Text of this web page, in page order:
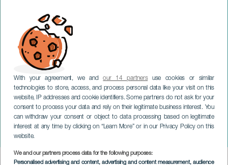
With your agreement, we andour 14 partnersuse cookies or similar
technologies to store, access, and process personal data like your visit on this
website, IP addresses and cookie identifiers. Some partners do not ask for your
consent to process your data and rely on their legitimate business interest. You
can withdraw your consent or object to data processing based on legitimate
interest at any time by clicking on “Learn More” or in our Privacy Policy on this
website.
We and our partners process data for the following purposes:
Personalised advertising and content, advertising and content measurement, audience
Hirahi Afonso en concierto
TENERIFE
Imagen